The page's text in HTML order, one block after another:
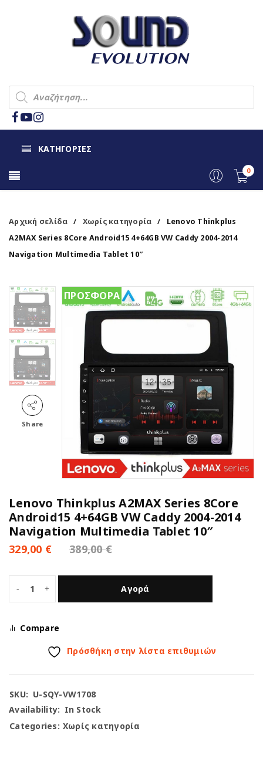
ΚΑΤΗΓΟΡΙΕΣ
0
Αρχική σελίδα / Χωρίς κατηγορία /
Lenovo Thinkplus
A2MAX Series 8Core Android15 4+64GB VW Caddy 2004-2014
Navigation Multimedia Tablet 10″
Share
ΠΡΟΣΦΟΡΑ
Lenovo Thinkplus A2MAX Series 8Core
Android15 4+64GB VW Caddy 2004-2014
Navigation Multimedia Tablet 10″
389,00€
329,00 €
Αγορά
Compare
Πρόσθήκη στην λίστα επιθυμιών
SKU: U-SQY-VW1708
Availability: In Stock
Categories: Χωρίς κατηγορία